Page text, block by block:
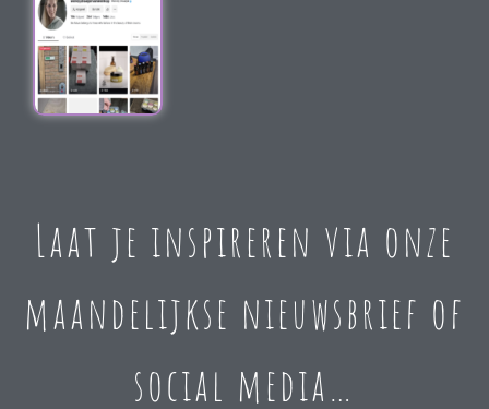
Laat je inspireren via onze
maandelijkse nieuwsbrief of
social media…